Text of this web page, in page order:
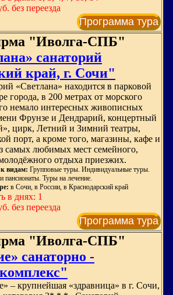
без переезда
Программа тура
"Иволга-СПБ"
санаторий
край, г. Сочи"
«Светлана» находится в парковой
города, в 200 метрах от морского
немало интересных живописных
Фрунзе и Дендрарий, концертный
цирк, Летний и Зимний театры,
порт, а кроме того, магазины, кафе и
самых любимых мест семейного,
отдыха приезжих.
видам: Групповые туры. Индивидуальные туры.
пансионаты. Туры на лечение.
в Сочи, в России, в Краснодарский край
в днях: 1
без переезда
Программа тура
"Иволга-СПБ"
санаторно -
– крупнейшая «здравница» в г. Сочи,